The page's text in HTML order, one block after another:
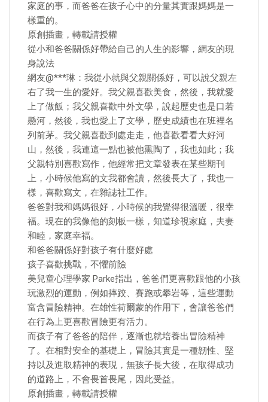
家庭的事，而爸爸在孩子心中的分量其實跟媽媽是一
樣重的。
原創插畫，轉載請授權
從小和爸爸關係好帶給自己的人生的影響，網友的現
身說法
網友@***琳：我從小就與父親關係好，可以說父親左
右了我一生的愛好。我父親喜歡美食，然後，我就愛
上了做飯；我父親喜歡中外文學，說起歷史也是口若
懸河，然後，我也愛上了文學，歷史成績也在班裡名
列前茅。我父親喜歡到處走走，他喜歡看看大好河
山，然後，我連這一點也被他熏陶了，我也如此；我
父親特別喜歡寫作，他經常把文章發表在某些期刊
上，小時候他寫的文我都會讀，然後長大了，我也一
樣，喜歡寫文，在雜誌社工作。
爸爸對我和媽媽很好，小時候的我覺得很溫暖，很幸
福。現在的我像他的刻板一樣，知道珍視家庭，夫妻
和睦，家庭幸福。
和爸爸關係好對孩子有什麼好處
孩子喜歡挑戰，不懼前險
美兒童心理學家 Parke指出，爸爸們更喜歡跟他的小孩
玩激烈的運動，例如摔跤、賽跑或攀岩等，這些運動
富含冒險精神。在雄性荷爾蒙的作用下，會讓爸爸們
在行為上更喜歡冒險更有活力。
而孩子有了爸爸的陪伴，逐漸也就培養出冒險精神
了。在相對安全的基礎上，冒險其實是一種韌性、堅
持以及進取精神的表現，無孩子長大後，在取得成功
的道路上，不會畏首畏尾，因此受益。
原創插畫，轉載請授權